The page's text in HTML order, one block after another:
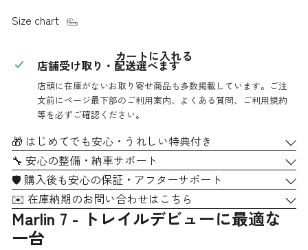
Size chart
カートに入れる
店舗受け取り・配送選べます
店頭に在庫がないお取り寄せ商品も多数掲載しています。ご注
文前にページ最下部のご利用案内、よくある質問、ご利用規約
等を必ずご確認ください。
🎁 はじめてでも安心・うれしい特典付き
🔧 安心の整備・納車サポート
🛡 購入後も安心の保証・アフターサポート
✉️ 在庫納期のお問い合わせはこちら
Marlin 7 - トレイルデビューに最適な
一台